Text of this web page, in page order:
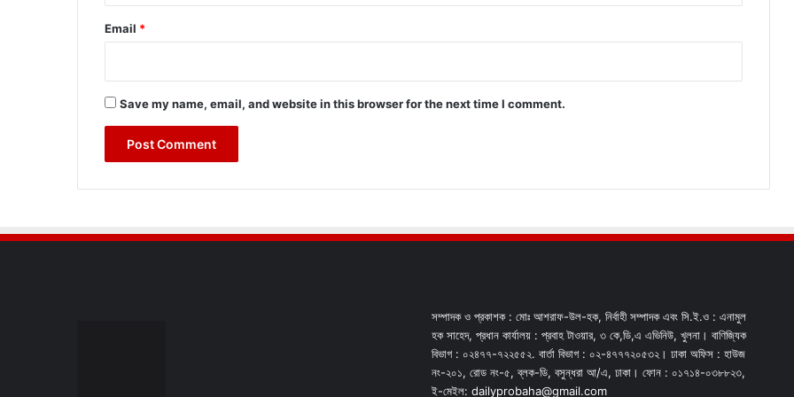
Email *
Save my name, email, and website in this browser for the next time I comment.
সম্পাদক ও প্রকাশক : মোঃ আশরাফ-উল-হক, নির্বাহী সম্পাদক এবং সি.ই.ও : এনামুল
হক সাহেদ, প্রধান কার্যালয় : প্রবাহ টাওয়ার, ৩ কে,ডি,এ এভিনিউ, খুলনা। বাণিজ্যিক
বিভাগ : ০২৪৭৭-৭২২৫৫২. বার্তা বিভাগ : ০২-৪৭৭৭২০৫৩২। ঢাকা অফিস : হাউজ
নং-২০১, রোড নং-৫, ব্লক-ডি, বসুন্ধরা আ/এ, ঢাকা। ফোন : ০১৭১৪-০৩৮৮২৩,
ই-মেইল: dailyprobaha@gmail.com